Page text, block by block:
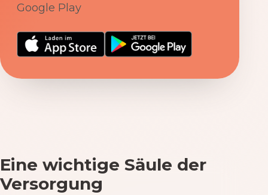
Google Play
Eine wichtige Säule der
Versorgung